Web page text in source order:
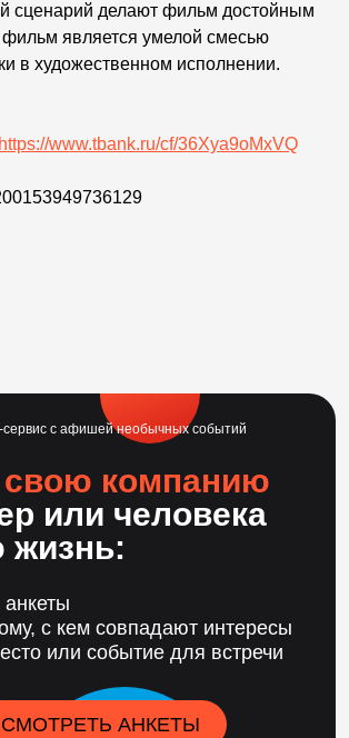
сценарий делают фильм достойным
является умелой смесью
в художественном исполнении.
https://www.tbank.ru/cf/36Xya9oMxVQ
сервис с афишей необычных событий
компанию
или человека
жизнь:
с кем совпадают интересы
или событие для встречи
СМОТРЕТЬ АНКЕТЫ